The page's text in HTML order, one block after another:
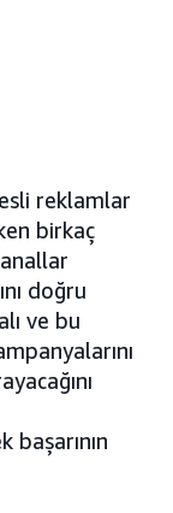
reklamlar
birkaç
doğru
ve bu
başarının